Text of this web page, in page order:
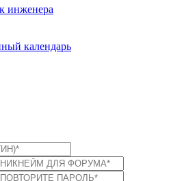
инженера
календарь